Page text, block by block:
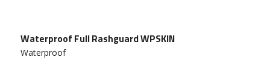
Waterproof Full Rashguard WPSKIN
Waterproof